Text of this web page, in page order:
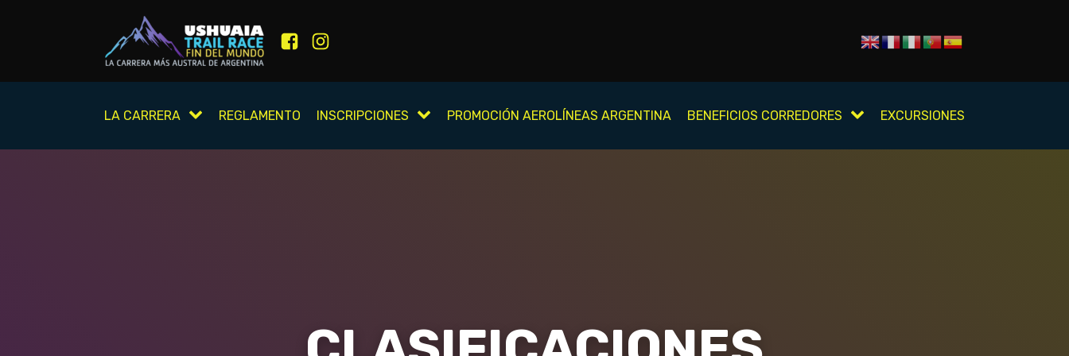
LA CARRERA REGLAMENTO INSCRIPCIONES PROMOCIÓN AEROLÍNEAS ARGENTINA BENEFICIOS CORREDORES EXCURSIONES